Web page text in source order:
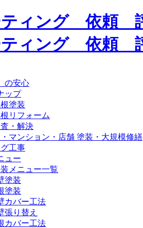
の安心
ップ
塗装
リフォーム
・解決
マンション・店舗 塗装・大規模修繕
工事
ュー
メニュー一覧
塗装
塗装
カバー工法
張り替え
カバー工法